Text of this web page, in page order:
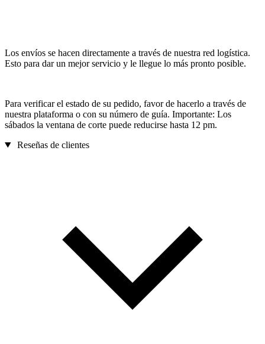
Los envíos se hacen directamente a través de nuestra red logística.
Esto para dar un mejor servicio y le llegue lo más pronto posible.
Para verificar el estado de su pedido, favor de hacerlo a través de
nuestra plataforma o con su número de guía. Importante: Los
sábados la ventana de corte puede reducirse hasta 12 pm.
Reseñas de clientes